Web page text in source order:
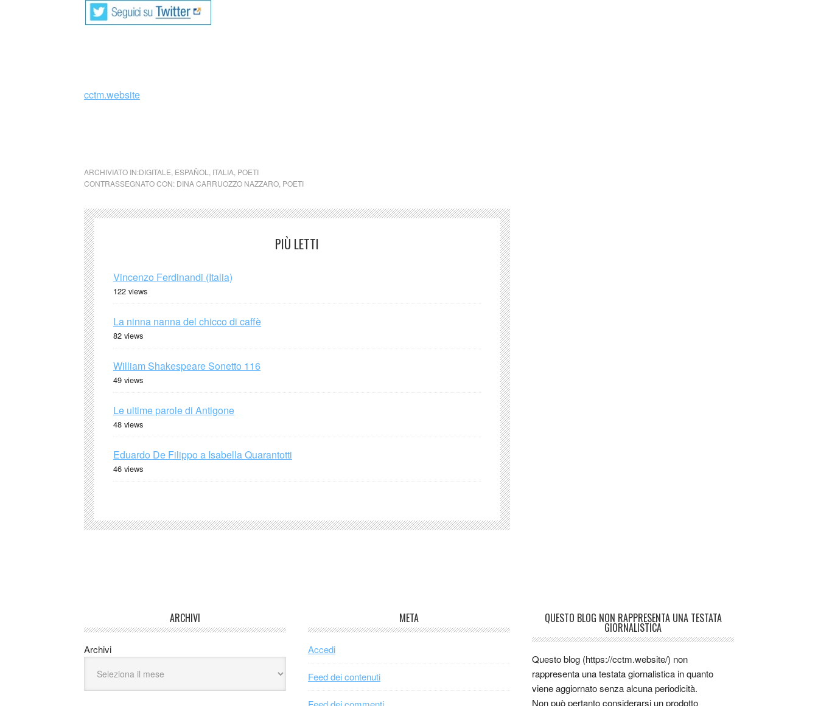
cctm.website
ARCHIVIATO IN:DIGITALE, ESPAÑOL, ITALIA, POETI
CONTRASSEGNATO CON: DINA CARRUOZZO NAZZARO, POETI
PIÙ LETTI
Vincenzo Ferdinandi (Italia)
122 views
La ninna nanna del chicco di caffè
82 views
William Shakespeare Sonetto 116
49 views
Le ultime parole di Antigone
48 views
Eduardo De Filippo a Isabella Quarantotti
46 views
ARCHIVI
Archivi
META
Accedi
Feed dei contenuti
QUESTO BLOG NON RAPPRESENTA UNA TESTATA
GIORNALISTICA
Questo blog (https://cctm.website/) non
rappresenta una testata giornalistica in quanto
viene aggiornato senza alcuna periodicità.
Non può pertanto considerarsi un prodotto